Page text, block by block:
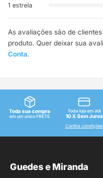
1 estrela
As avaliações são de
produto. Quer deixar sua
Conta.
Toda sua compra
em um único FRETE
Toda loja em até
10 X Sem Juros
Confira condições
Guedes e Miranda